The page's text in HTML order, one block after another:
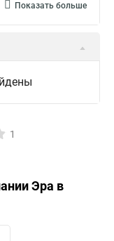
Показать больше
1
Эра в